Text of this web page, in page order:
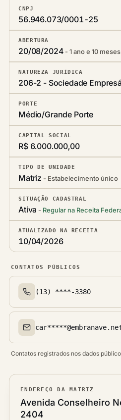
CNPJ
56.946.073/0001-25
ABERTURA
20/08/2024 1 ano e 10
NATUREZA JURÍDICA
206-2 - Sociedade
PORTE
Médio/Grande Porte
CAPITAL SOCIAL
R$ 6.000.000,00
TIPO DE UNIDADE
Matriz Estabelecimento único
SITUAÇÃO CADASTRAL
Ativa Regular na Receita
ATUALIZADO NA RECEITA
10/04/2026
CONTATOS PÚBLICOS
Telefone(s)
(13) ****-3380
Email(s)
Contatos registrados nos dados
ENDEREÇO DA MATRIZ
Logradouro
Avenida Conselheiro
2404